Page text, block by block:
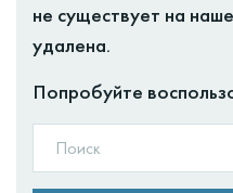
не существует на
удалена.
Попробуйте